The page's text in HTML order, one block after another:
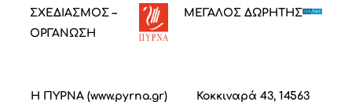
Η ΠΥΡΝΑ (www.pyrna.gr)
Κοκκιναρά 43, 14563
ΣΧΕΔΙΑΣΜΟΣ –
ΟΡΓΑΝΩΣΗ
ΜΕΓΑΛΟΣ ΔΩΡΗΤΗΣ